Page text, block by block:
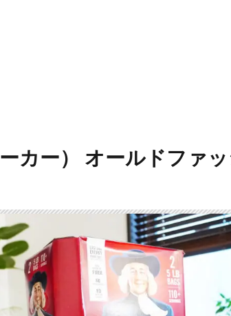
カー） オールドファ